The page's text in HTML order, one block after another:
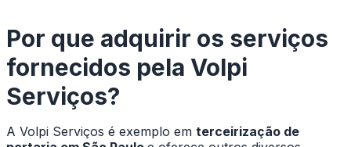
Por que adquirir os serviços
fornecidos pela Volpi
Serviços?
A Volpi Serviços é exemplo em terceirização de